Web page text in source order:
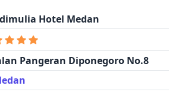
Hotel Medan
Pangeran Diponegoro No.8